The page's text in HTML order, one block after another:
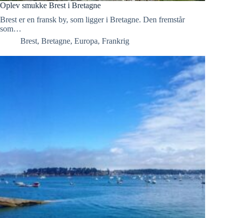
Oplev smukke Brest i Bretagne
Brest er en fransk by, som ligger i Bretagne. Den fremstår
som…
Brest, Bretagne, Europa, Frankrig